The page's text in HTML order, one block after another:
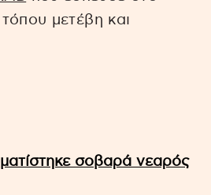
μετέβη και
σοβαρά νεαρός